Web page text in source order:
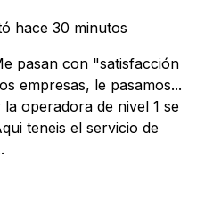
hace 30 minutos
pasan con "satisfacción
empresas, le pasamos...
operadora de nivel 1 se
teneis el servicio de